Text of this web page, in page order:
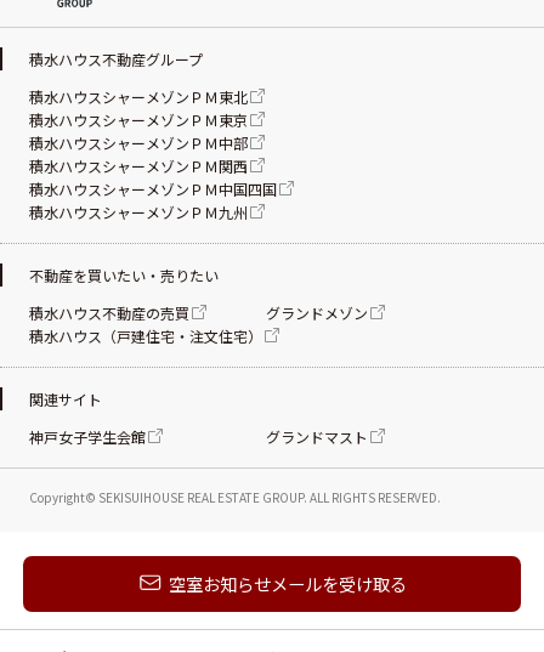
新着メールを受け取る
空室お知らせメールを受け取る
Copyright© SEKISUIHOUSE REAL ESTATE GROUP. ALL RIGHTS RESERVED.
積水ハウス不動産グループ
積水ハウスシャーメゾンＰＭ東北
積水ハウスシャーメゾンＰＭ東京
積水ハウスシャーメゾンＰＭ中部
積水ハウスシャーメゾンＰＭ関西
積水ハウスシャーメゾンＰＭ中国四国
積水ハウスシャーメゾンＰＭ九州
不動産を買いたい・売りたい
積水ハウス不動産の売買
グランドメゾン
積水ハウス（戸建住宅・注文住宅）
関連サイト
神戸女子学生会館
グランドマスト